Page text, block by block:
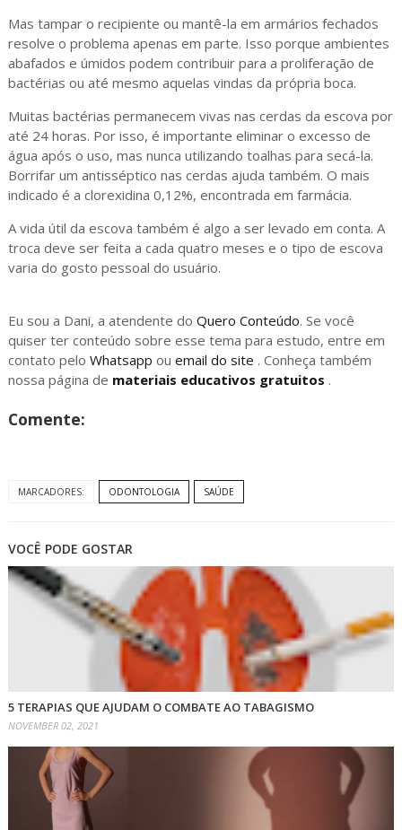
Mas tampar o recipiente ou mantê-la em armários fechados
resolve o problema apenas em parte. Isso porque ambientes
abafados e úmidos podem contribuir para a proliferação de
bactérias ou até mesmo aquelas vindas da própria boca.
Muitas bactérias permanecem vivas nas cerdas da escova por
até 24 horas. Por isso, é importante eliminar o excesso de
água após o uso, mas nunca utilizando toalhas para secá-la.
Borrifar um antisséptico nas cerdas ajuda também. O mais
indicado é a clorexidina 0,12%, encontrada em farmácia.
A vida útil da escova também é algo a ser levado em conta. A
troca deve ser feita a cada quatro meses e o tipo de escova
varia do gosto pessoal do usuário.
Eu sou a Dani, a atendente do Quero Conteúdo. Se você
quiser ter conteúdo sobre esse tema para estudo, entre em
contato pelo Whatsapp ou email do site . Conheça também
nossa página de materiais educativos gratuitos .
Comente:
MARCADORES: ODONTOLOGIA SAÚDE
VOCÊ PODE GOSTAR
5 TERAPIAS QUE AJUDAM O COMBATE AO TABAGISMO
NOVEMBER 02, 2021